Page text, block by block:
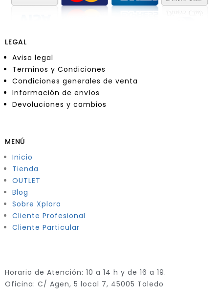
LEGAL
Aviso legal
Terminos y Condiciones
Condiciones generales de venta
Información de envíos
Devoluciones y cambios
MENÚ
Inicio
Tienda
OUTLET
Blog
Sobre Xplora
Cliente Profesional
Cliente Particular
Horario de Atención: 10 a 14 h y de 16 a 19.
Oficina: C/ Agen, 5 local 7, 45005 Toledo